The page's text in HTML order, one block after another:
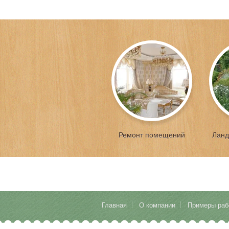
Ремонт помещений
Главная О компании Примеры